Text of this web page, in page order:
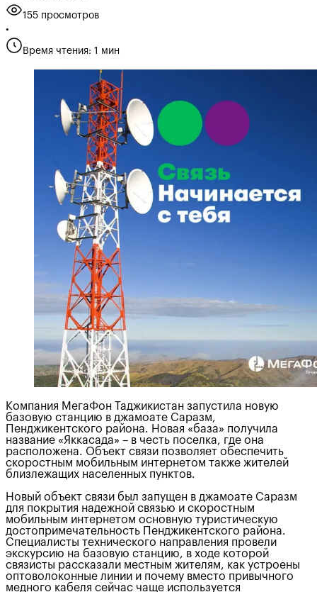
155 просмотров
•
Время чтения: 1 мин
Компания МегаФон Таджикистан запустила новую
базовую станцию в джамоате Саразм,
Пенджикентского района. Новая «база» получила
название «Яккасада» – в честь поселка, где она
расположена. Объект связи позволяет обеспечить
скоростным мобильным интернетом также жителей
близлежащих населенных пунктов.
Новый объект связи был запущен в джамоате Саразм
для покрытия надежной связью и скоростным
мобильным интернетом основную туристическую
достопримечательность Пенджикентского района.
Специалисты технического направления провели
экскурсию на базовую станцию, в ходе которой
связисты рассказали местным жителям, как устроены
оптоволоконные линии и почему вместо привычного
медного кабеля сейчас чаще используется